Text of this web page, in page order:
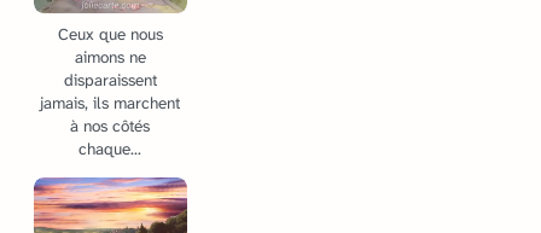
Ceux que nous
aimons ne
disparaissent
jamais, ils marchent
à nos côtés
chaque...